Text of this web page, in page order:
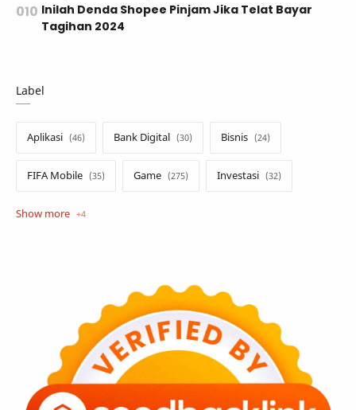
Inilah Denda Shopee Pinjam Jika Telat Bayar
Tagihan 2024
Label
Aplikasi Bank Digital Bisnis
FIFA Mobile Game Investasi
Opini